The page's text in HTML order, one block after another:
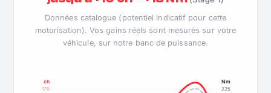
Données catalogue (potentiel indicatif pour cette
motorisation). Vos gains réels sont mesurés sur votre
véhicule, sur notre banc de puissance.
170 225
ch Nm